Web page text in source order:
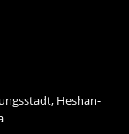
Heshan-